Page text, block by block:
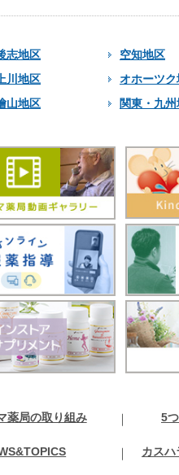
志地区 空知地区
川地区
オホーツク
山地区
関東・九
薬局の取り組み 5
カスハ